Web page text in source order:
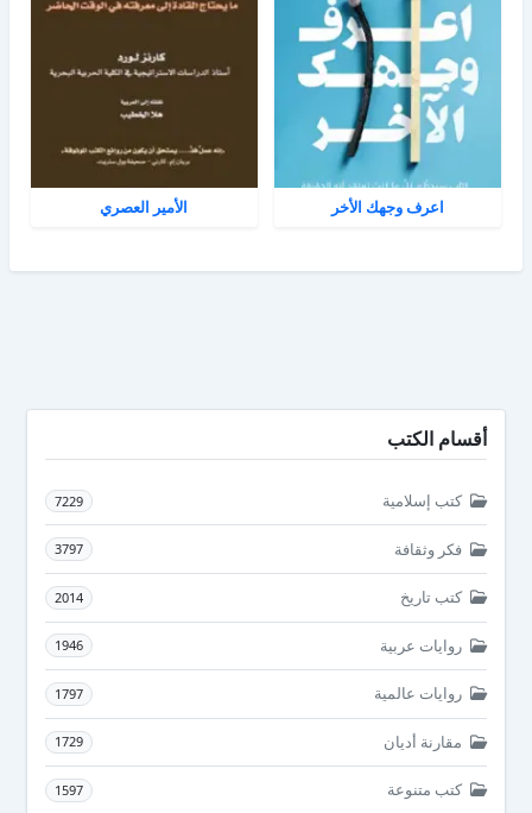
اعرف وجهك الأخر الأمير العصري
أقسام الكتب
كتب إسلامية 7229
فكر وثقافة 3797
كتب تاريخ 2014
روايات عربية 1946
روايات عالمية 1797
مقارنة أديان 1729
كتب متنوعة 1597